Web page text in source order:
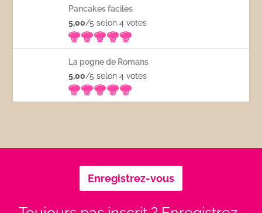
Pancakes faciles
5,00/5 selon 4votes
La pogne de Romans
5,00/5 selon 4votes
Enregistrez-vous